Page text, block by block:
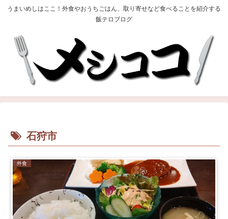
うまいめしはここ！外食やおうちごはん、取り寄せなど食べることを紹介する
飯テロブログ
石狩市
外食